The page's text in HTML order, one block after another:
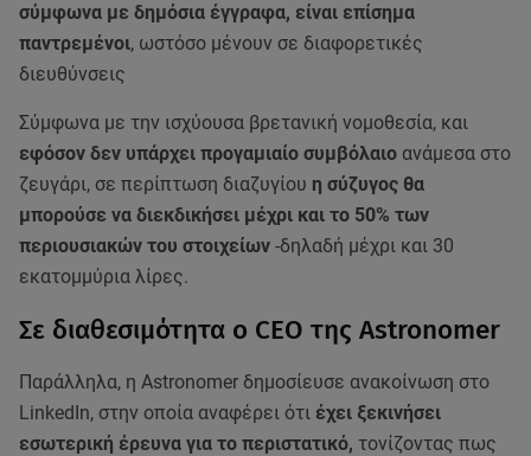
σύμφωνα με δημόσια έγγραφα, είναι επίσημα
παντρεμένοι, ωστόσο μένουν σε διαφορετικές
διευθύνσεις
Σύμφωνα με την ισχύουσα βρετανική νομοθεσία, και
εφόσον δεν υπάρχει προγαμιαίο συμβόλαιο ανάμεσα στο
ζευγάρι, σε περίπτωση διαζυγίου η σύζυγος θα
μπορούσε να διεκδικήσει μέχρι και το 50% των
περιουσιακών του στοιχείων -δηλαδή μέχρι και 30
εκατομμύρια λίρες.
Σε διαθεσιμότητα ο CEO της Astronomer
Παράλληλα, η Astronomer δημοσίευσε ανακοίνωση στο
LinkedIn, στην οποία αναφέρει ότι έχει ξεκινήσει
εσωτερική έρευνα για το περιστατικό, τονίζοντας πως